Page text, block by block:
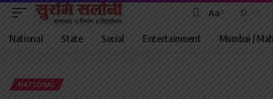
Font
Resizer
Aa
National State Social Entertainment Mumbai /
NATIONAL